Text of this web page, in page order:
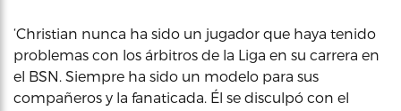
‘Christian nunca ha sido un jugador que haya tenido
problemas con los árbitros de la Liga en su carrera en
el BSN. Siempre ha sido un modelo para sus
compañeros y la fanaticada. Él se disculpó con el